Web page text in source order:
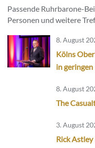
Passende Ruhrbarone-
Personen und weitere
8. August
Kölns
in
8. August
The
3. August
Rick